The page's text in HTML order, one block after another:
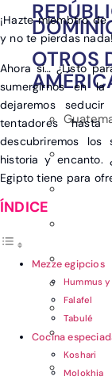
OTROS
¡Hazte miembtro
y no te pierdas
Ahora sí… ¿Listo
sumergirnos en
dejaremos
tentadores
descubriremos
historia y encanto.
Egipto tiene para
Mezze egipcios
Hummus y
Falafel
Tabulé
Cocina
Koshari
Molokhia